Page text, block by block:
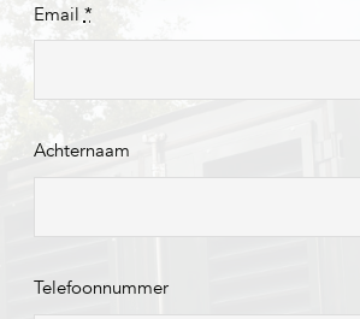
Email *
Achternaam
Telefoonnummer